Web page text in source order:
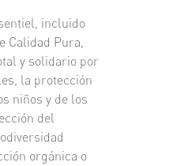
incluido
Calidad Pura,
y solidario por
la protección
niños y de los
del
orgánica o